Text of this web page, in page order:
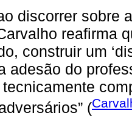
discorrer sobre
reafirma
construir um
adesão do
(